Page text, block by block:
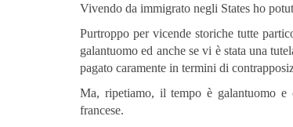
Vivendo da immigrato negli States ho
Purtroppo per vicende storiche tutte
galantuomo ed anche se vi è stata una
pagato caramente in termini di
Ma, ripetiamo, il tempo è galantuomo
francese.